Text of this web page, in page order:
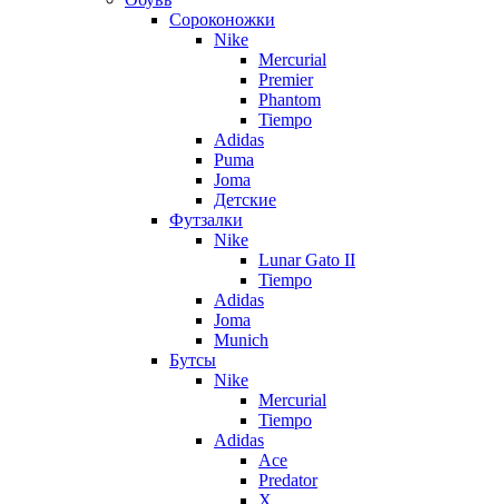
Сороконожки
Nike
Mercurial
Premier
Phantom
Tiempo
Adidas
Puma
Joma
Детские
Футзалки
Nike
Lunar Gato II
Tiempo
Adidas
Joma
Munich
Бутсы
Nike
Mercurial
Tiempo
Adidas
Ace
Predator
X